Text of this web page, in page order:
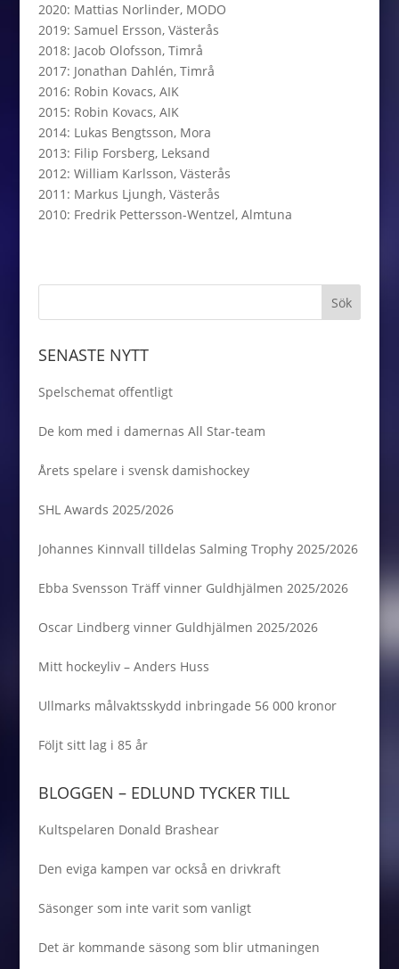
2020: Mattias Norlinder, MODO
2019: Samuel Ersson, Västerås
2018: Jacob Olofsson, Timrå
2017: Jonathan Dahlén, Timrå
2016: Robin Kovacs, AIK
2015: Robin Kovacs, AIK
2014: Lukas Bengtsson, Mora
2013: Filip Forsberg, Leksand
2012: William Karlsson, Västerås
2011: Markus Ljungh, Västerås
2010: Fredrik Pettersson-Wentzel, Almtuna
SENASTE NYTT
Spelschemat offentligt
De kom med i damernas All Star-team
Årets spelare i svensk damishockey
SHL Awards 2025/2026
Johannes Kinnvall tilldelas Salming Trophy 2025/2026
Ebba Svensson Träff vinner Guldhjälmen 2025/2026
Oscar Lindberg vinner Guldhjälmen 2025/2026
Mitt hockeyliv – Anders Huss
Ullmarks målvaktsskydd inbringade 56 000 kronor
Följt sitt lag i 85 år
BLOGGEN – EDLUND TYCKER TILL
Kultspelaren Donald Brashear
Den eviga kampen var också en drivkraft
Säsonger som inte varit som vanligt
Det är kommande säsong som blir utmaningen